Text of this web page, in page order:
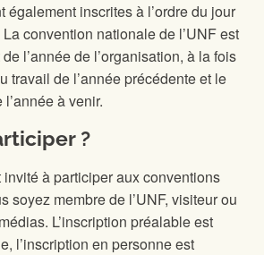
également inscrites à l’ordre du jour
convention nationale de l’UNF est
l’année de l’organisation, à la fois
travail de l’année précédente et le
à venir.
?
à participer aux conventions
soyez membre de l’UNF, visiteur ou
L’inscription préalable est
l’inscription en personne est